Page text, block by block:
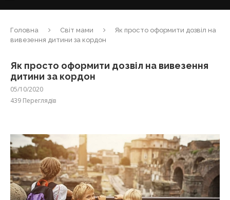
Головна Світ мами
Як просто оформити дозвіл на
вивезення дитини за кордон
Як просто оформити дозвіл на вивезення
дитини за кордон
05/10/2020
439 Переглядів